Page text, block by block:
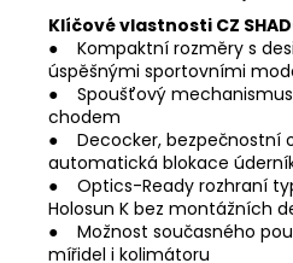
Klíčové vlastnosti CZ
● Kompaktní rozměry s
úspěšnými sportovními
● Spoušťový mechanismus
chodem
● Decocker, bezpečnostní
automatická blokace
● Optics-Ready rozhraní
Holosun K bez montážních
● Možnost současného
mířidel i kolimátoru